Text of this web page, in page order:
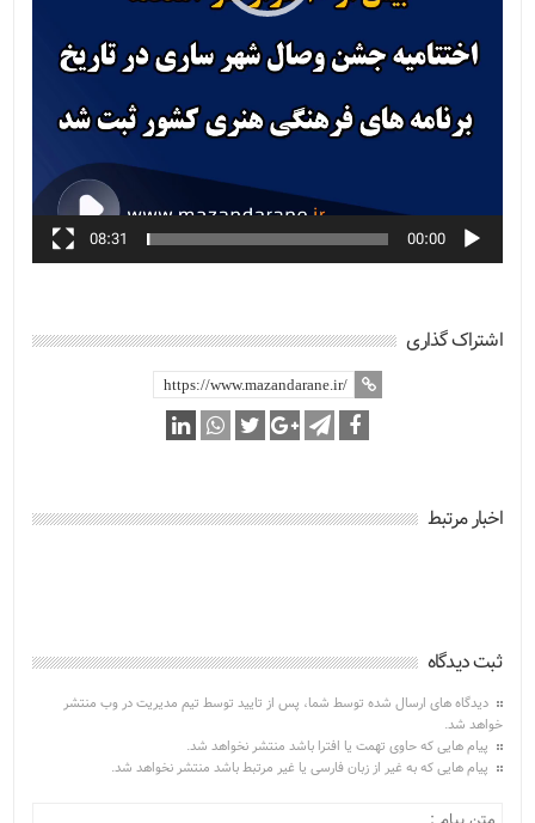
00:00
08:31
اشتراک گذاری
اخبار مرتبط
ثبت دیدگاه
دیدگاه های ارسال شده توسط شما، پس از تایید توسط تیم مدیریت در وب منتشر
خواهد شد.
پیام هایی که حاوی تهمت یا افترا باشد منتشر نخواهد شد.
پیام هایی که به غیر از زبان فارسی یا غیر مرتبط باشد منتشر نخواهد شد.